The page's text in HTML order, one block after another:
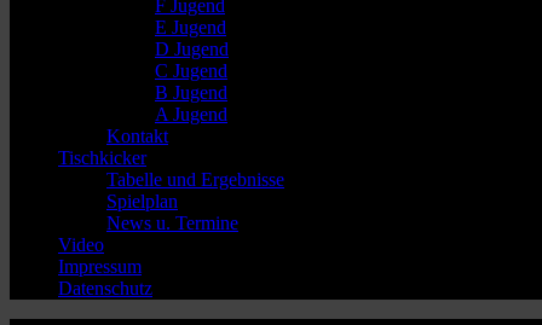
F Jugend
E Jugend
D Jugend
C Jugend
B Jugend
A Jugend
Kontakt
Tischkicker
Tabelle und Ergebnisse
Spielplan
News u. Termine
Video
Impressum
Datenschutz